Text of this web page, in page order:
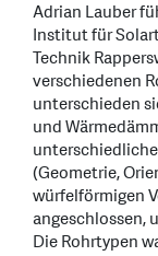
Adrian Lauber
Institut für
Technik
verschiedenen
unterschieden
und
(Geometrie,
würfelförmigen
angeschlossen,
Die Rohrtypen